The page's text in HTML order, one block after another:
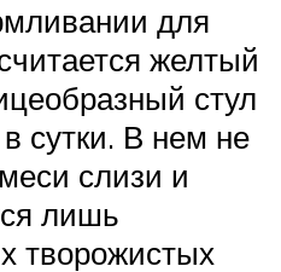
для
желтый
стул
сутки. В нем не
слизи и
лишь
творожистых